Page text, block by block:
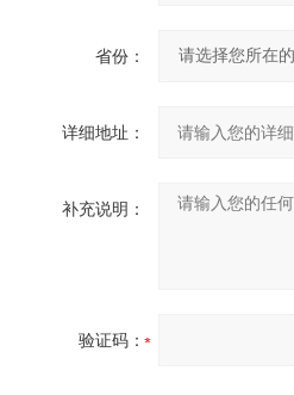
省份：
详细地址：
补充说明：
验证码：